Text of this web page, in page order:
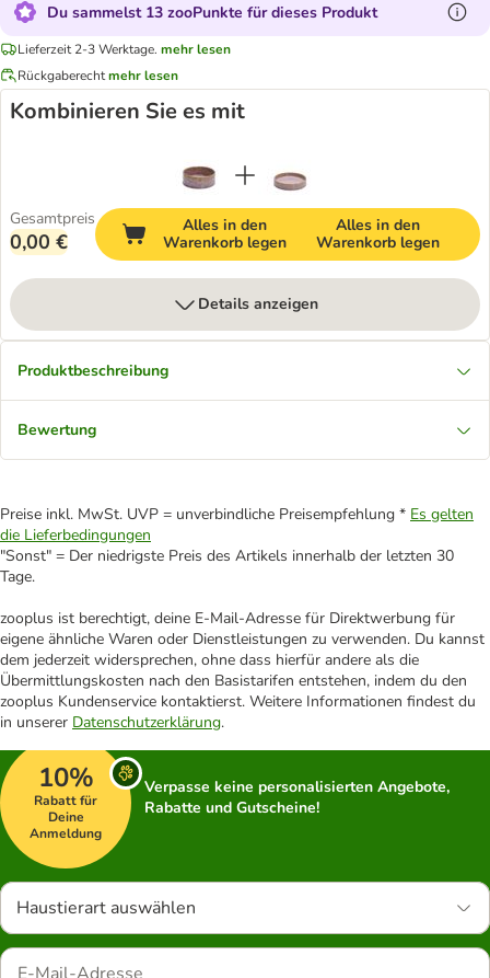
Du sammelst 13 zooPunkte für dieses Produkt
Lieferzeit 2-3 Werktage. mehr lesen
Rückgaberechtmehr lesen
Kombinieren Sie es mit
Gesamtpreis
0,00 €
Alles in den
Warenkorb legen
Alles in den
Warenkorb legen
Details anzeigen
Produktbeschreibung
Bewertung
Preise inkl. MwSt. UVP = unverbindliche Preisempfehlung * Es gelten
die Lieferbedingungen
"Sonst" = Der niedrigste Preis des Artikels innerhalb der letzten 30
Tage.
zooplus ist berechtigt, deine E-Mail-Adresse für Direktwerbung für
eigene ähnliche Waren oder Dienstleistungen zu verwenden. Du kannst
dem jederzeit widersprechen, ohne dass hierfür andere als die
Übermittlungskosten nach den Basistarifen entstehen, indem du den
zooplus Kundenservice kontaktierst. Weitere Informationen findest du
in unserer Datenschutzerklärung.
10%
Rabatt für
Deine
Anmeldung
Verpasse keine personalisierten Angebote,
Rabatte und Gutscheine!
Haustierart auswählen